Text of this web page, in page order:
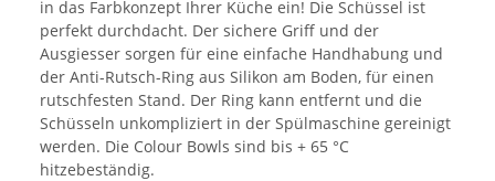
in das Farbkonzept Ihrer Küche ein! Die Schüssel ist
perfekt durchdacht. Der sichere Griff und der
Ausgiesser sorgen für eine einfache Handhabung und
der Anti-Rutsch-Ring aus Silikon am Boden, für einen
rutschfesten Stand. Der Ring kann entfernt und die
Schüsseln unkompliziert in der Spülmaschine gereinigt
werden. Die Colour Bowls sind bis + 65 °C
hitzebeständig.